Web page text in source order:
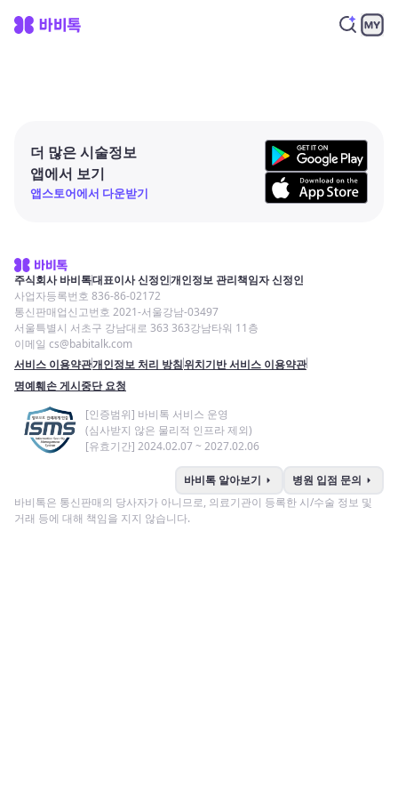
더 많은 시술정보
앱에서 보기
앱스토어에서 다운받기
주식회사 바비톡대표이사 신정인개인정보 관리책임자 신정인
사업자등록번호 836-86-02172
통신판매업신고번호 2021-서울강남-03497
서울특별시 서초구 강남대로 363 363강남타워 11층
이메일 cs@babitalk.com
서비스 이용약관개인정보 처리 방침위치기반 서비스 이용약관
명예훼손 게시중단 요청
[인증범위] 바비톡 서비스 운영
(심사받지 않은 물리적 인프라 제외)
[유효기간] 2024.02.07 ~ 2027.02.06
바비톡 알아보기 arrow_right 병원 입점 문의 arrow_right
바비톡은 통신판매의 당사자가 아니므로, 의료기관이 등록한 시/수술 정보 및
거래 등에 대해 책임을 지지 않습니다.